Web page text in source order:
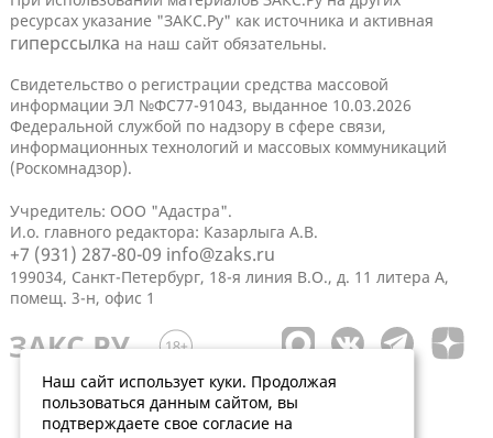
ресурсах указание "ЗАКС.Ру" как источника и активная
гиперссылка на наш сайт обязательны.
Свидетельство о регистрации средства массовой
информации ЭЛ №ФС77-91043, выданное 10.03.2026
Федеральной службой по надзору в сфере связи,
информационных технологий и массовых коммуникаций
(Роскомнадзор).
Учредитель: ООО "Адастра".
И.о. главного редактора: Казарлыга А.В.
+7 (931) 287-80-09 info@zaks.ru
199034, Санкт-Петербург, 18-я линия В.О., д. 11 литера А,
помещ. 3-н, офис 1
Наш сайт использует куки. Продолжая
пользоваться данным сайтом, вы
подтверждаете свое согласие на